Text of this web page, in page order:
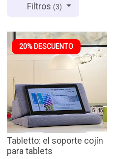
Filtros(3)
20% DESCUENTO
Tabletto: el soporte cojín
para tablets